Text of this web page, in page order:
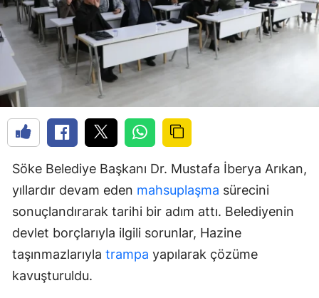
Söke Belediye Başkanı Dr. Mustafa İberya Arıkan,
yıllardır devam eden mahsuplaşma sürecini
sonuçlandırarak tarihi bir adım attı. Belediyenin
devlet borçlarıyla ilgili sorunlar, Hazine
taşınmazlarıyla trampa yapılarak çözüme
kavuşturuldu.